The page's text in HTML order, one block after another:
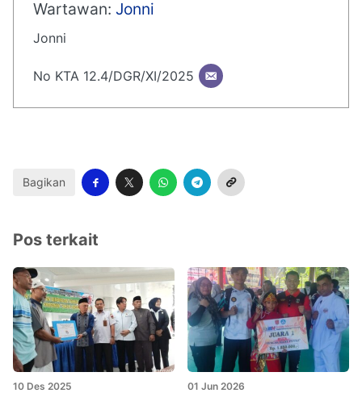
Wartawan: Jonni
Jonni
No KTA 12.4/DGR/XI/2025
Bagikan
Pos terkait
10 Des 2025 01 Jun 2026